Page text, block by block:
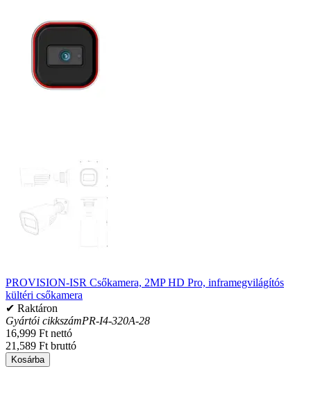
PROVISION-ISR Csőkamera, 2MP HD Pro, inframegvilágítós
kültéri csőkamera
✔ Raktáron
Gyártói cikkszámPR-I4-320A-28
16,999 Ft nettó
21,589 Ft bruttó
Kosárba